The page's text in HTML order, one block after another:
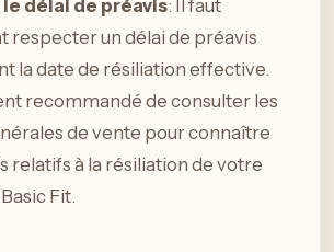
délai de préavis: Il faut
respecter un délai de préavis
la date de résiliation effective.
recommandé de consulter les
de vente pour connaître
relatifs à la résiliation de votre
Fit.